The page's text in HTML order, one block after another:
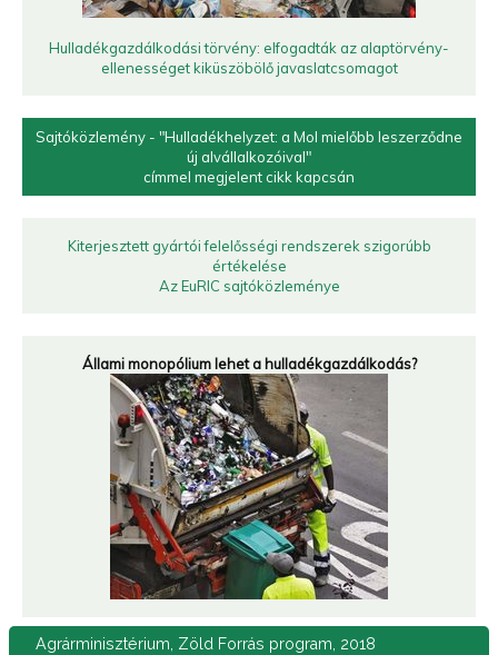
Hulladékgazdálkodási törvény: elfogadták az alaptörvény-
ellenességet kiküszöbölő javaslatcsomagot
Sajtóközlemény - "Hulladékhelyzet: a Mol mielőbb leszerződne
új alvállalkozóival"
címmel megjelent cikk kapcsán
Kiterjesztett gyártói felelősségi rendszerek szigorúbb
értékelése
Az EuRIC sajtóközleménye
Állami monopólium lehet a hulladékgazdálkodás?
Agrárminisztérium, Zöld Forrás program, 2018